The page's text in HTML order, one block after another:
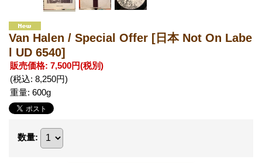
Van Halen / Special Offer [日本 Not On Labe
l UD 6540]
販売価格: 7,500円(税別)
(税込: 8,250円)
重量: 600g
数量: